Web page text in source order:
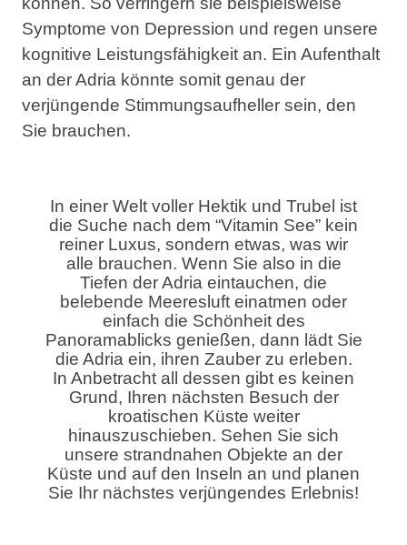
Symptome von Depression und regen unsere
kognitive Leistungsfähigkeit an. Ein Aufenthalt
an der Adria könnte somit genau der
verjüngende Stimmungsaufheller sein, den
Sie brauchen.
In einer Welt voller Hektik und Trubel ist
die Suche nach dem “Vitamin See” kein
reiner Luxus, sondern etwas, was wir
alle brauchen. Wenn Sie also in die
Tiefen der Adria eintauchen, die
belebende Meeresluft einatmen oder
einfach die Schönheit des
Panoramablicks genießen, dann lädt Sie
die Adria ein, ihren Zauber zu erleben.
In Anbetracht all dessen gibt es keinen
Grund, Ihren nächsten Besuch der
kroatischen Küste weiter
hinauszuschieben. Sehen Sie sich
unsere strandnahen Objekte an der
Küste und auf den Inseln an und planen
Sie Ihr nächstes verjüngendes Erlebnis!